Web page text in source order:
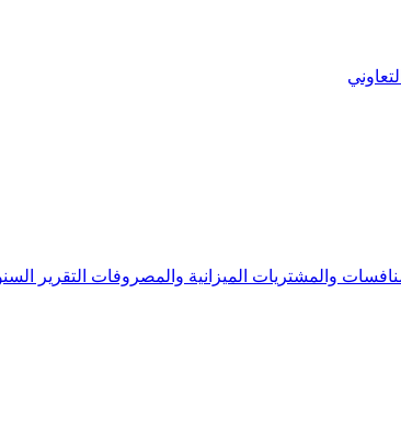
والمشتريات الميزانية والمصروفات التقرير